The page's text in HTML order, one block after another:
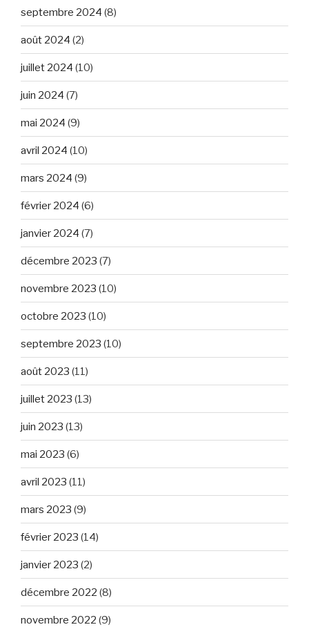
septembre 2024 (8)
août 2024 (2)
juillet 2024 (10)
juin 2024 (7)
mai 2024 (9)
avril 2024 (10)
mars 2024 (9)
février 2024 (6)
janvier 2024 (7)
décembre 2023 (7)
novembre 2023 (10)
octobre 2023 (10)
septembre 2023 (10)
août 2023 (11)
juillet 2023 (13)
juin 2023 (13)
mai 2023 (6)
avril 2023 (11)
mars 2023 (9)
février 2023 (14)
janvier 2023 (2)
décembre 2022 (8)
novembre 2022 (9)